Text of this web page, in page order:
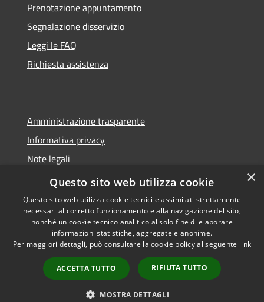
Prenotazione appuntamento
Segnalazione disservizio
Leggi le FAQ
Richiesta assistenza
Amministrazione trasparente
Informativa privacy
Note legali
Dichiarazione di accessibilità
Accessibilità
Copyright © 2026 • Comune di
Castiglione della Pescaia •
Powered byMunicipium
Accesso redazione
×
Questo sito web utilizza cookie
Questo sito web utilizza cookie tecnici e assimilati strettamente
necessari al corretto funzionamento e alla navigazione del sito,
nonché un cookie tecnico analitico al solo fine di elaborare
informazioni statistiche, aggregate e anonime.
Per maggiori dettagli, può consultare la cookie policy al seguente link
ACCETTA TUTTO RIFIUTA TUTTO
MOSTRA DETTAGLI